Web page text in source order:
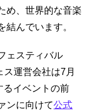
め、世界的な音楽
結んでいます。
ェスティバル
ス運営会社は7月
るイベントの前
ンに向けて公式